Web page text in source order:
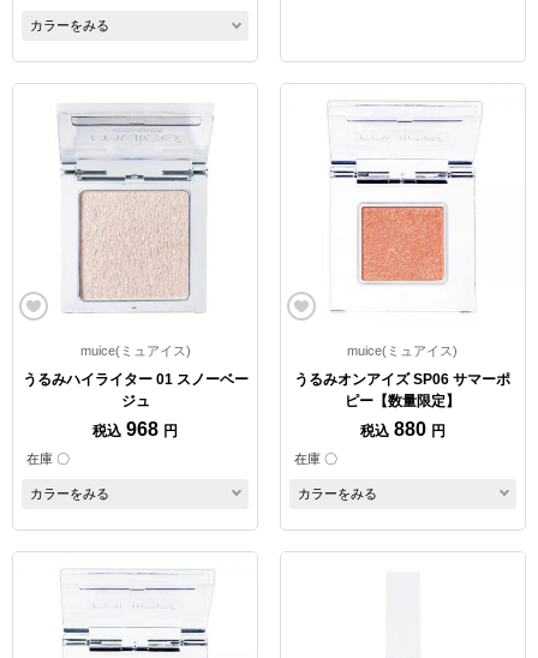
カラーをみる
muice(ミュアイス)
うるみハイライター 01 スノーベー
ジュ
税込 968 円
在庫 〇
カラーをみる
muice(ミュアイス)
うるみオンアイズ SP06 サマーポ
ピー【数量限定】
税込 880 円
在庫 〇
カラーをみる